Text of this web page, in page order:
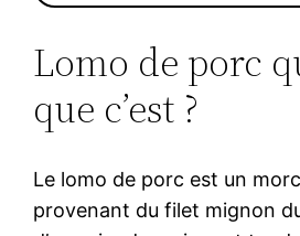
Lomo de porc
que c’est ?
Le lomo de porc est un
provenant du filet mignon